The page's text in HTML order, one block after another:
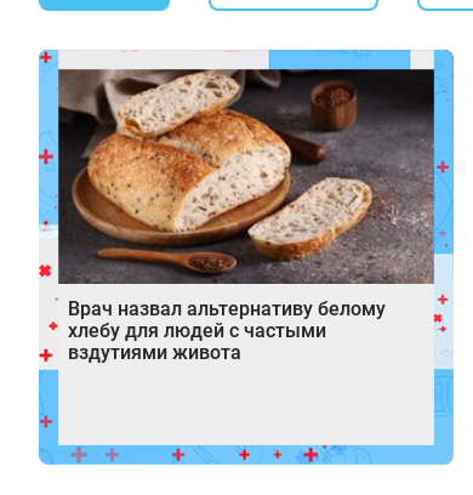
Врач назвал альтернативу белому
хлебу для людей с частыми
вздутиями живота